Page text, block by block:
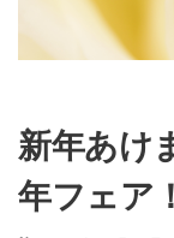
新年あけ
年フェア！